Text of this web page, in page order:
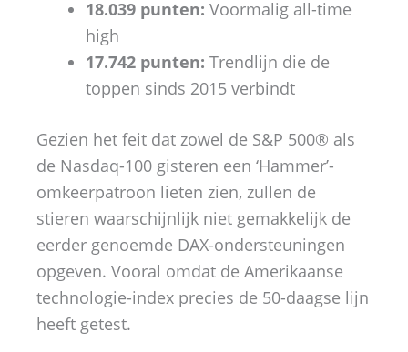
18.039 punten: Voormalig all-time
high
17.742 punten: Trendlijn die de
toppen sinds 2015 verbindt
Gezien het feit dat zowel de S&P 500® als
de Nasdaq-100 gisteren een ‘Hammer’-
omkeerpatroon lieten zien, zullen de
stieren waarschijnlijk niet gemakkelijk de
eerder genoemde DAX-ondersteuningen
opgeven. Vooral omdat de Amerikaanse
technologie-index precies de 50-daagse lijn
heeft getest.